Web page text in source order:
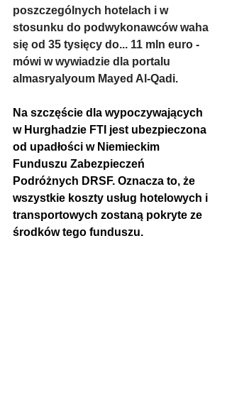
poszczególnych hotelach i w
stosunku do podwykonawców waha
się od 35 tysięcy do... 11 mln euro -
mówi w wywiadzie dla portalu
almasryalyoum Mayed Al-Qadi.
Na szczęście dla wypoczywających
w Hurghadzie FTI jest ubezpieczona
od upadłości w Niemieckim
Funduszu Zabezpieczeń
Podróżnych DRSF. Oznacza to, że
wszystkie koszty usług hotelowych i
transportowych zostaną pokryte ze
środków tego funduszu.